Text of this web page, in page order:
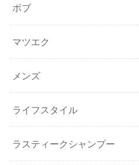
ボブ
マツエク
メンズ
ライフスタイル
ラスティークシャンプー